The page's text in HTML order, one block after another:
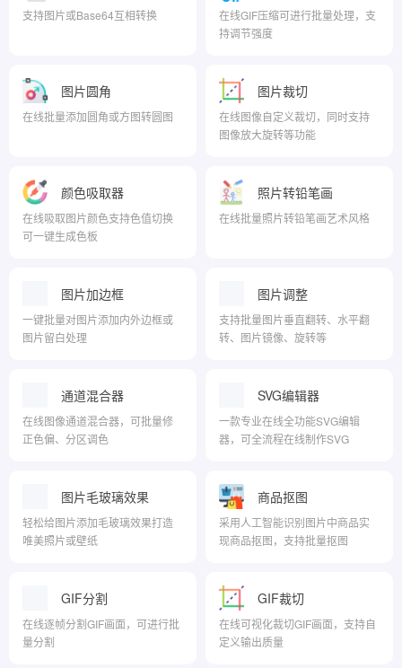
支持图片或Base64互相转换
在线GIF压缩可进行批量处理，支
持调节强度
图片圆角
在线批量添加圆角或方图转圆图
图片裁切
在线图像自定义裁切，同时支持
图像放大旋转等功能
颜色吸取器
在线吸取图片颜色支持色值切换
可一键生成色板
照片转铅笔画
在线批量照片转铅笔画艺术风格
图片加边框
一键批量对图片添加内外边框或
图片留白处理
图片调整
支持批量图片垂直翻转、水平翻
转、图片镜像、旋转等
通道混合器
在线图像通道混合器，可批量修
正色偏、分区调色
SVG编辑器
一款专业在线全功能SVG编辑
器，可全流程在线制作SVG
图片毛玻璃效果
轻松给图片添加毛玻璃效果打造
唯美照片或壁纸
商品抠图
采用人工智能识别图片中商品实
现商品抠图，支持批量抠图
GIF分割
在线逐帧分割GIF画面，可进行批
量分割
GIF裁切
在线可视化裁切GIF画面，支持自
定义输出质量